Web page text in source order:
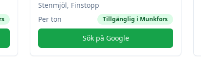
Stenmjöl, Finstopp
Per ton
Tillgänglig i Munkfors
Sök på Google